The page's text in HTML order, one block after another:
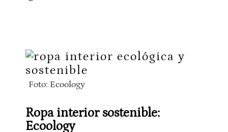
Foto: Ecoology
Ropa interior sostenible:
Ecoology